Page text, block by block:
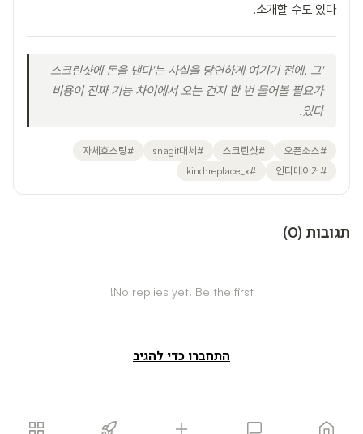
소개할 수도 있다.
'스크린샷에 돈을 낸다'는 사실을 당연하게 여기기 전에, 그
비용이 진짜 기능 차이에서 오는 건지 한 번 물어볼 필요가
있다.
#
오픈소스
#
스크린샷
#
snagit대체
#
자체호스팅
#
인디메이커
#
kind:replace_x
תגובות (
0
)
No replies yet. Be the first!
התחברו כדי להגיב